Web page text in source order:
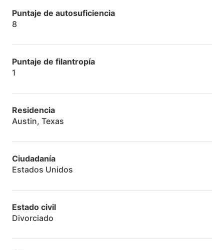
Puntaje de autosuficiencia
8
Puntaje de filantropía
1
Residencia
Austin, Texas
Ciudadanía
Estados Unidos
Estado civil
Divorciado